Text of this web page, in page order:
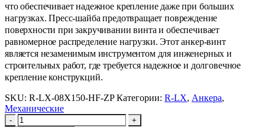
что обеспечивает надежное крепление даже при больших
нагрузках. Пресс-шайба предотвращает повреждение
поверхности при закручивании винта и обеспечивает
равномерное распределение нагрузки. Этот анкер-винт
является незаменимым инструментом для инженерных и
строительных работ, где требуется надежное и долговечное
крепление конструкций.
SKU: R-LX-08X150-HF-ZP Категории: R-LX, Анкера,
Механические
-
+